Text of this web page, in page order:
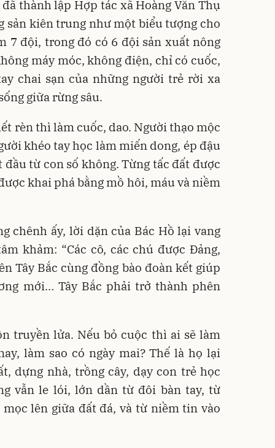
thành lập Hợp tác xã Hoàng Văn Thụ
sản kiên trung như một biểu tượng cho
7 đội, trong đó có 6 đội sản xuất nông
máy móc, không điện, chỉ có cuốc,
chai sạn của những người trẻ rời xa
giữa rừng sâu.
rèn thì làm cuốc, dao. Người thạo mộc
khéo tay học làm miến dong, ép đậu
từ con số không. Từng tấc đất được
khai phá bằng mồ hôi, máu và niềm
chênh ấy, lời dặn của Bác Hồ lại vang
khảm: “Các cô, các chú được Đảng,
Tây Bắc cùng đồng bào đoàn kết giúp
mới… Tây Bắc phải trở thành phên
truyền lửa. Nếu bỏ cuộc thì ai sẽ làm
làm sao có ngày mai? Thế là họ lại
dựng nhà, trồng cây, dạy con trẻ học
vẫn le lói, lớn dần từ đôi bàn tay, từ
lên giữa đất đá, và từ niềm tin vào